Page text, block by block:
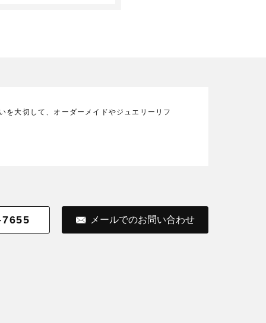
を大切して、オーダーメイドやジュエリーリフ
メールでのお問い合わせ